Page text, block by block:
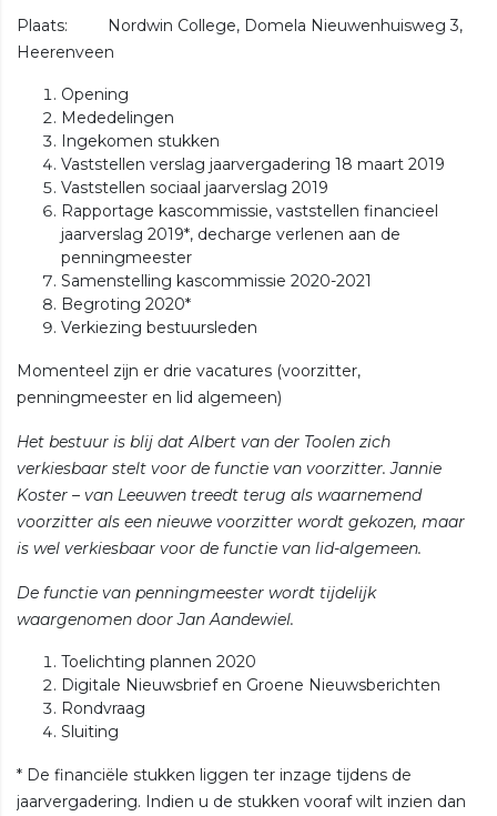
Plaats: Nordwin College, Domela Nieuwenhuisweg 3,
Heerenveen
Opening
Mededelingen
Ingekomen stukken
Vaststellen verslag jaarvergadering 18 maart 2019
Vaststellen sociaal jaarverslag 2019
Rapportage kascommissie, vaststellen financieel
jaarverslag 2019*, decharge verlenen aan de
penningmeester
Samenstelling kascommissie 2020-2021
Begroting 2020*
Verkiezing bestuursleden
Momenteel zijn er drie vacatures (voorzitter,
penningmeester en lid algemeen)
Het bestuur is blij dat Albert van der Toolen zich
verkiesbaar stelt voor de functie van voorzitter. Jannie
Koster – van Leeuwen treedt terug als waarnemend
voorzitter als een nieuwe voorzitter wordt gekozen, maar
is wel verkiesbaar voor de functie van lid-algemeen.
De functie van penningmeester wordt tijdelijk
waargenomen door Jan Aandewiel.
Toelichting plannen 2020
Digitale Nieuwsbrief en Groene Nieuwsberichten
Rondvraag
Sluiting
* De financiële stukken liggen ter inzage tijdens de
jaarvergadering. Indien u de stukken vooraf wilt inzien dan